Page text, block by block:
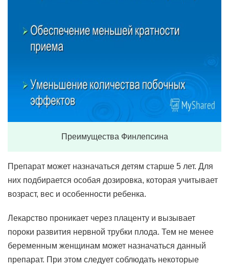
Преимущества Финлепсина
Препарат может назначаться детям старше 5 лет. Для
них подбирается особая дозировка, которая учитывает
возраст, вес и особенности ребенка.
Лекарство проникает через плаценту и вызывает
пороки развития нервной трубки плода. Тем не менее
беременным женщинам может назначаться данный
препарат. При этом следует соблюдать некоторые